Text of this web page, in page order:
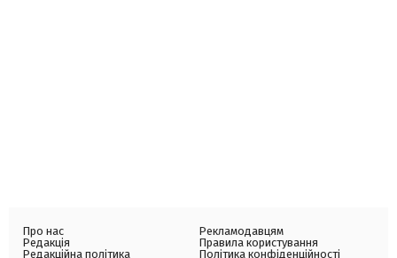
Про нас
Редакція
Редакційна політика
Рекламодавцям
Правила користування
Політика конфіденційності